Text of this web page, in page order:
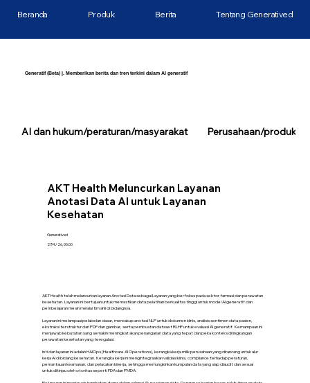
Generatif (Beta) |. Memberikan berita dan tren terkini dalam AI generatif
AKT Health Meluncurkan Layanan
Anotasi Data AI untuk Layanan
Kesehatan
Generatived
27/4/26, 00.00
AKT Health telah meluncurkan layanan Anotasi Data sebagai Layanan yang berfokus pada sektor farmasi dan perawatan
kesehatan. Layanan ini bertujuan untuk memastikan data pelatihan berkualitas tinggi untuk model AI generatif dan
pembelajaran mesin melalui tim ahli di bidangnya.
Layanan ini melampaui pelabelan dasar, mencakup anotasi NLP untuk dokumen klinis, analisis sentimen data pasien,
ekstraksi terstruktur dari PDF dan gambar, serta pembuatan dataset RLHF untuk evaluasi AI generatif. Kemampuan ini
menjawab kebutuhan yang semakin meningkat akan penanganan data yang tepat dan peka konteks di lingkungan
perawatan kesehatan yang teregulasi.
Inti dari layanan ini adalah HAIOps (Healthcare AI Operations), kerangka kerja milik perusahaan yang dirancang untuk alur
kerja AI di bidang kesehatan. Kerangka kerja ini mengintegrasikan validasi klinis, compliance terhadap peraturan,
pemantauan keamanan, dan pelacakan kinerja, sehingga memungkinkan kumpulan data yang siap diaudit dan sesuai
untuk ditinjau oleh otoritas seperti FDA dan PMDA.
Beranda Produk Berita Tentang Generatived
AI dan hukum/peraturan/masyarakat Perusahaan/produk/